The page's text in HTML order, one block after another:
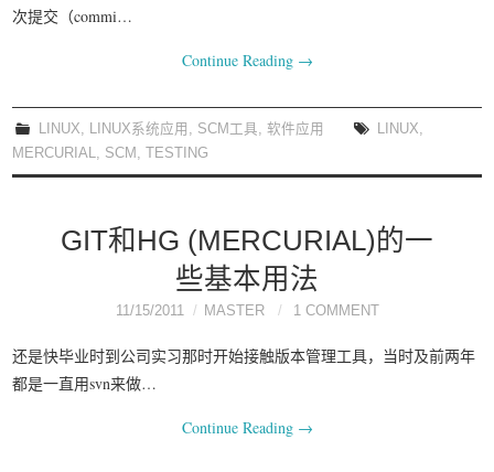
次提交（commi…
Continue Reading →
LINUX LINUX系统应用 SCM工具 ,软件应用 LINUX
MERCURIAL
SCM ,TESTING
GIT和HG (MERCURIAL)的一
些基本用法
11/15/2011 MASTER 1 COMMENT
还是快毕业时到公司实习那时开始接触版本管理工具，当时及前两年
都是一直用svn来做…
Continue Reading →